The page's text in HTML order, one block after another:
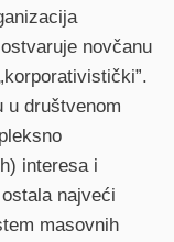
novčanu
u društvenom
interesa i
najveći
masovnih